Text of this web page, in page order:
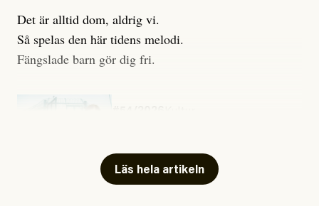
Det är alltid dom, aldrig vi.
Så spelas den här tidens melodi.
Fängslade barn gör dig fri.
Läs hela artikeln